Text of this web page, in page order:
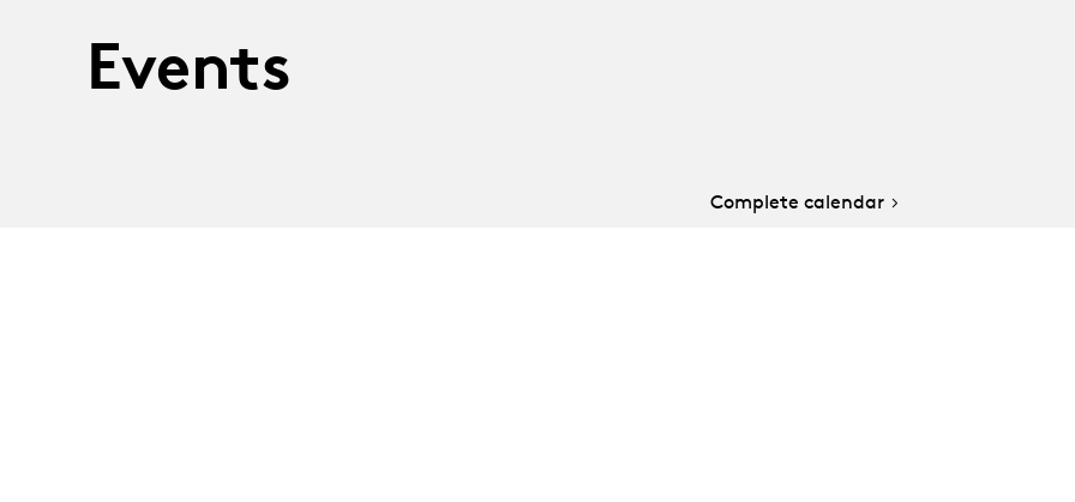
Events
Complete calendar